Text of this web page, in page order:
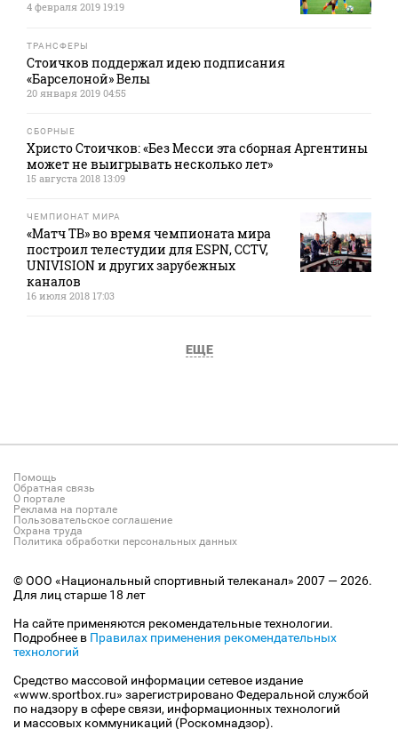
4 февраля 2019 19:19
ТРАНСФЕРЫ
Стоичков поддержал идею подписания
«Барселоной» Велы
20 января 2019 04:55
СБОРНЫЕ
Христо Стоичков: «Без Месси эта сборная Аргентины
может не выигрывать несколько лет»
15 августа 2018 13:09
ЧЕМПИОНАТ МИРА
«Матч ТВ» во время чемпионата мира
построил телестудии для ESPN, CCTV,
UNIVISION и других зарубежных
каналов
16 июля 2018 17:03
ЕЩЕ
Помощь
Обратная связь
О портале
Реклама на портале
Пользовательское соглашение
Охрана труда
Политика обработки персональных данных
© ООО «Национальный спортивный телеканал» 2007 — 2026.
Для лиц старше 18 лет
На сайте применяются рекомендательные технологии.
Подробнее в Правилах применения рекомендательных
технологий
Средство массовой информации сетевое издание
«www.sportbox.ru» зарегистрировано Федеральной службой
по надзору в сфере связи, информационных технологий
и массовых коммуникаций (Роскомнадзор).